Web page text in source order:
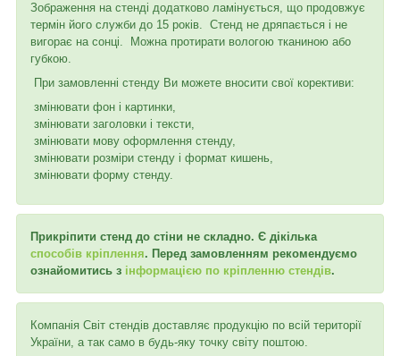
Зображення на стенді додатково ламінується, що продовжує
термін його служби до 15 років. Стенд не дряпається і не
вигорає на сонці. Можна протирати вологою тканиною або
губкою.
При замовленні стенду Ви можете вносити свої корективи:
змінювати фон і картинки,
змінювати заголовки і тексти,
змінювати мову оформлення стенду,
змінювати розміри стенду і формат кишень,
змінювати форму стенду.
Прикріпити стенд до стіни не складно. Є дікілька
способів кріплення. Перед замовленням рекомендуємо
ознайомитись з інформацією по кріпленню стендів.
Компанія Світ стендів доставляє продукцію по всій території
України, а так само в будь-яку точку світу поштою.